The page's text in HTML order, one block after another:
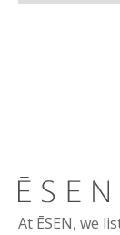
At ĒSEN, we